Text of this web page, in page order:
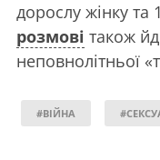
дорослу жінку та
розмові також
неповнолітньої
#ВІЙНА